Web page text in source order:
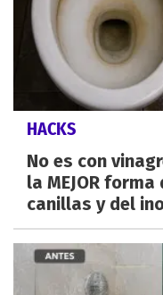
HACKS
No es con
la MEJOR
canillas y del